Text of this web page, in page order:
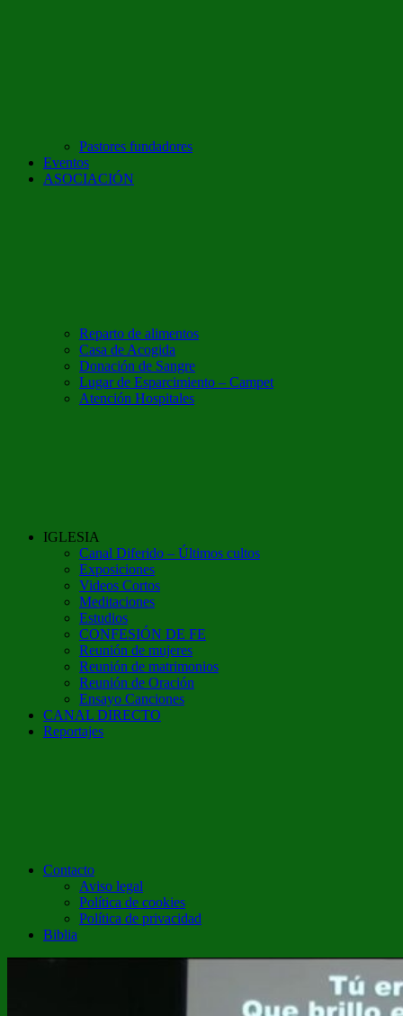
Pastores fundadores
Eventos
ASOCIACIÓN
Reparto de alimentos
Casa de Acogida
Donación de Sangre
Lugar de Esparcimiento – Campet
Atención Hospitales
IGLESIA
Canal Diferido – Últimos cultos
Exposiciones
Videos Cortos
Meditaciones
Estudios
CONFESIÓN DE FE
Reunión de mujeres
Reunión de matrimonios
Reunión de Oración
Ensayo Canciones
CANAL DIRECTO
Reportajes
Contacto
Aviso legal
Política de cookies
Política de privacidad
Biblia